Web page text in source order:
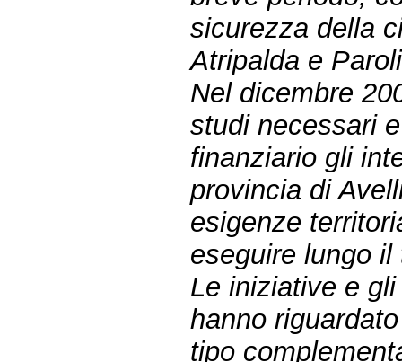
sicurezza della
Atripalda e
Nel dicembre
studi necessari
finanziario gli
provincia di
esigenze
eseguire lungo
Le iniziative e
hanno
tipo